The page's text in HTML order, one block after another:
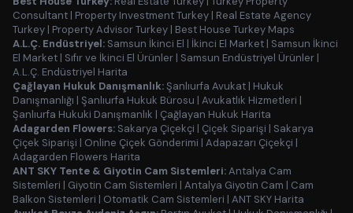
Consultant | Property Investment Turkey | Real Estate Agency
Turkey | Property Advisor Turkey | Best House Turkey Maps
A.L.Ç. Endüstriyel: Samsun İkinci El | İkinci El Market | Samsun İkinci
El Market | Sıfır ve İkinci El Ürünler | Samsun Endüstriyel Ürünler |
A.L.Ç. Endüstriyel Harita
Çağlayan Hukuk Danışmanlık:Şanlıurfa Avukat | Hukuk
Danışmanlığı | Şanlıurfa Hukuk Bürosu | Avukatlık Hizmetleri |
Şanlıurfa Hukuki Danışmanlık | Çağlayan Hukuk Harita
Adagarden Flowers: Sakarya Çiçekçi | Çiçek Siparişi | Sakarya
Çiçek Siparişi | Online Çiçek Gönderimi | Adapazarı Çiçekçi |
Adagarden Flowers Harita
ANT SKY Tente & Giyotin Cam Sistemleri:Antalya Cam
Sistemleri | Giyotin Cam Sistemleri | Antalya Giyotin Cam | Cam
Balkon Sistemleri | Otomatik Cam Sistemleri | ANT SKY Harita